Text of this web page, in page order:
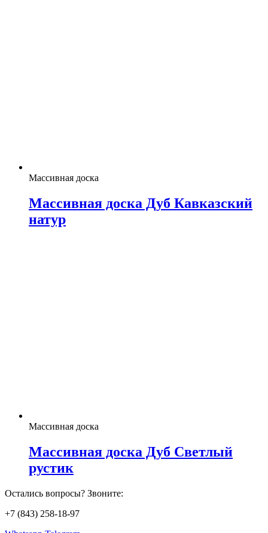
Массивная доска
Массивная доска Дуб Кавказский
натур
Массивная доска
Массивная доска Дуб Светлый
рустик
Остались вопросы? Звоните:
+7 (843) 258-18-97